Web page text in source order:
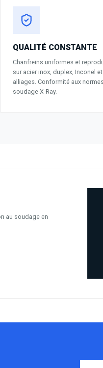
QUALITÉ CONSTANTE
Chanfreins uniformes et
sur acier inox, duplex, Inconel
alliages. Conformité aux
soudage X-Ray.
au soudage en